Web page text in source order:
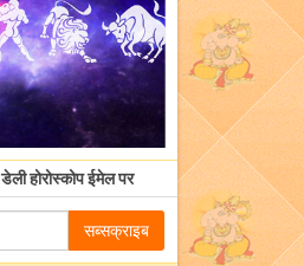
डेली होरोस्कोप ईमेल पर
सब्सक्राइब